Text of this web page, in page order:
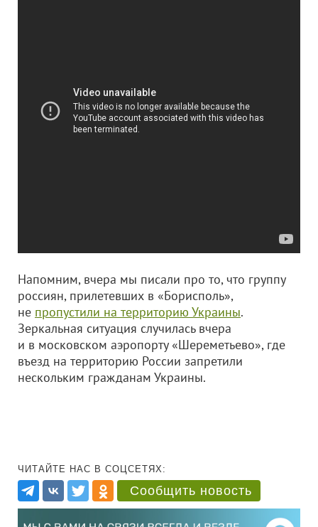
Напомним, вчера мы писали про то, что группу
россиян, прилетевших в «Борисполь»,
не пропустили на территорию Украины.
Зеркальная ситуация случилась вчера
и в московском аэропорту «Шереметьево», где
въезд на территорию России запретили
нескольким гражданам Украины.
ЧИТАЙТЕ НАС В СОЦСЕТЯХ:
Сообщить новость